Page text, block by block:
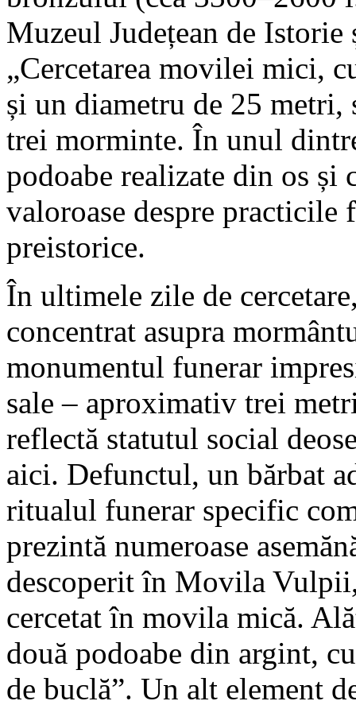
Muzeul Județean de
„Cercetarea movilei mici,
și un diametru de 25
trei morminte. În unul
podoabe realizate din os
valoroase despre
preistorice.
În ultimele zile de
concentrat asupra
monumentul funerar
sale – aproximativ trei
reflectă statutul social
aici. Defunctul, un bărbat
ritualul funerar specific
prezintă numeroase
descoperit în Movila
cercetat în movila mică.
două podoabe din argint,
de buclă”. Un alt element